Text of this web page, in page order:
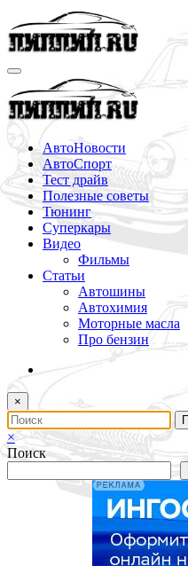
Перейти
к
содержимому
АвтоНовости
АвтоСпорт
Тест драйв
Полезные советы
Тюнинг
Суперкары
Видео
Фильмы
Статьи
Автошины
Автохимия
Моторные масла
Про бензин
×
×
Поиск